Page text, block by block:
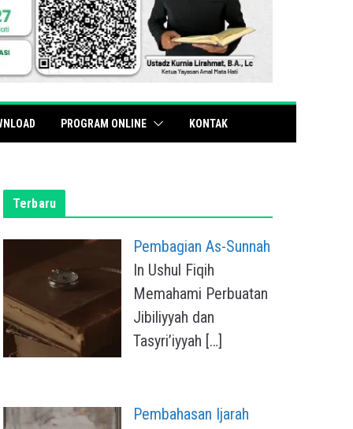
PROGRAM ONLINE KONTAK
Terbaru
Pembagian As-Sunnah
In Ushul Fiqih
Memahami Perbuatan
Jibiliyyah dan
Tasyri’iyyah […]
Pembahasan Ijarah